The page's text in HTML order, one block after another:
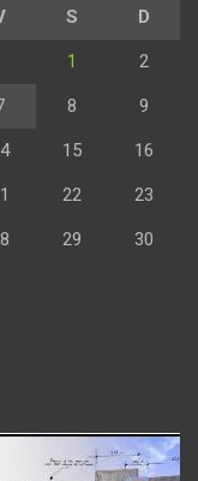
S D
1 2
8 9
15 16
22 23
29 30